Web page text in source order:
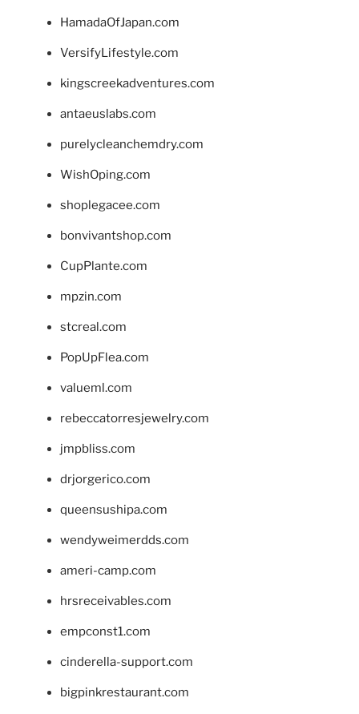
HamadaOfJapan.com
VersifyLifestyle.com
kingscreekadventures.com
antaeuslabs.com
purelycleanchemdry.com
WishOping.com
shoplegacee.com
bonvivantshop.com
CupPlante.com
mpzin.com
stcreal.com
PopUpFlea.com
valueml.com
rebeccatorresjewelry.com
jmpbliss.com
drjorgerico.com
queensushipa.com
wendyweimerdds.com
ameri-camp.com
hrsreceivables.com
empconst1.com
cinderella-support.com
bigpinkrestaurant.com